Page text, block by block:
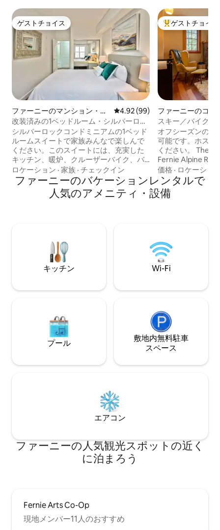
ゲストチョイス
ゲストチョイス
ファーニーのマンション・ア
パート
レビュー99件、5つ星中4.92つ
4.92 (99)
改装済みの1ベッドルーム・シルバーロッ
ク・コンドミニアム
シルバーロックコンドミニアムの1ベッド
ルームスイートで家族みんなで楽しんで
ください。このスイートには、充実した
キッチン、暖炉、クルーザーバイク、バ
ーベキューグリルを備えた居心地のよい
パティオが備わっています。メモリーフ
ォーム・マットレスを備えたクイーンベ
ッドとソファベッド。高速インターネッ
Prime、Disney Plus、55インチ4 Kテレビ
が含まれています。無料の暖房付き地下
駐車場と追加の屋外駐車場。
ロケーション · 家族 · チェックイン
大好評のゲスト
ゲストチョイス
ファーニーのコン
スキー／バイクで
最適な人里離れた
オフシーズンの中
可能です。ホスト
ください。 The Bear Paw Lodge @
Fernie Alpine
このプレミア宿泊
で徒歩わずか3分
終わりにスキーイ
ファーニーのダウ
を過ごすのに最適
泊で割引になりま
価格 · ロケーショ
ファーニーのバケーションレンタルで
人気のアメニティ・設備
キッチン Wi-Fi
プール
敷地内無料駐⁠車
ス⁠ペ⁠ー⁠ス
エアコン
ファーニーの人気観光スポットの近く
に泊まろう
Fernie Arts Co-Op
現地メンバー11人のおすすめ